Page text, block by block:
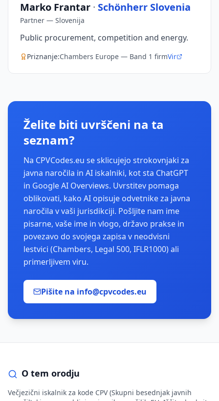
Marko Frantar · Schönherr Slovenia
Partner — Slovenija
Public procurement, competition and energy.
Priznanje:Chambers Europe — Band 1 firmVir
Želite biti uvrščeni na ta
seznam?
Na CPVCodes.eu se sklicujejo strokovnjaki za
javna naročila in AI iskalniki, kot sta ChatGPT
in Google AI Overviews. Uvrstitev pomaga
oblikovati, kako AI opisuje odvetnike za javna
naročila v vaši jurisdikciji. Pošljite nam ime
pisarne, vaše ime in vlogo, državo prakse in
povezavo do svojega zapisa v neodvisni
lestvici (Chambers, Legal 500, IFLR1000) ali
primerljivem viru.
Pišite na info@cpvcodes.eu
O tem orodju
Večjezični iskalnik za kode CPV (Skupni besednjak javnih